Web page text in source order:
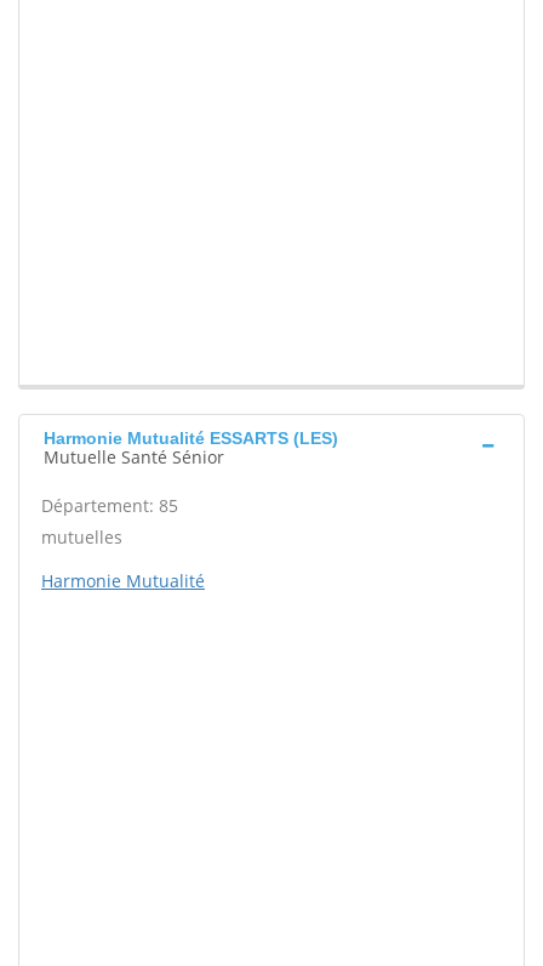
Harmonie Mutualité ESSARTS (LES)
Mutuelle Santé Sénior
Département: 85
mutuelles
Harmonie Mutualité